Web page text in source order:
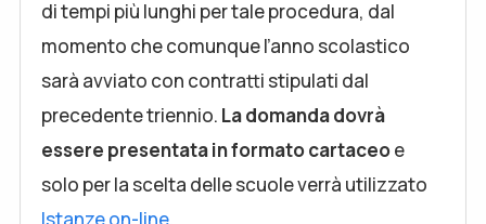
di tempi più lunghi per tale procedura, dal
momento che comunque l’anno scolastico
sarà avviato con contratti stipulati dal
precedente triennio. La domanda dovrà
essere presentata in formato cartaceoe
solo per la scelta delle scuole verrà utilizzato